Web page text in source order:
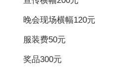
晚会现场横幅120元
服装费50元
奖品300元